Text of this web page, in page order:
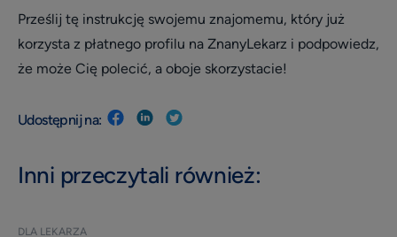
Prześlij tę instrukcję swojemu znajomemu, który już
korzysta z płatnego profilu na ZnanyLekarz i podpowiedz,
że może Cię polecić, a oboje skorzystacie!
Udostępnij na:
Inni przeczytali również:
DLA LEKARZA